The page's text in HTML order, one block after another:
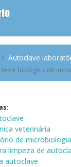
Autoclave
biológico de
veterinária
de microbiologia
limpeza de
autoclave